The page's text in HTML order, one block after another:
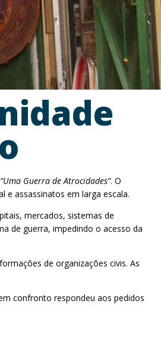
“Uma Guerra de Atrocidades”. O
e assassinatos em larga escala.
mercados, sistemas de
de guerra, impedindo o acesso da
de organizações civis. As
confronto respondeu aos pedidos